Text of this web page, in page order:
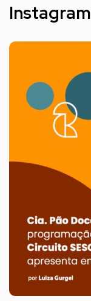
Instagram